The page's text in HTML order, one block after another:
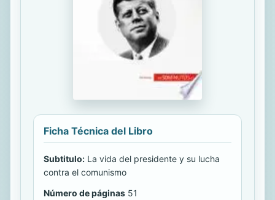
Ficha Técnica del Libro
Subtitulo: La vida del presidente y su lucha
contra el comunismo
Número de páginas 51